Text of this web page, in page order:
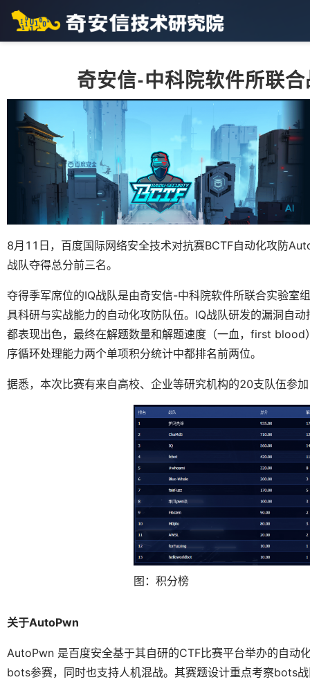
奇安信-中科院软件所联
8月11日，百度国际网络安全技术对抗赛BCTF自动化攻防
战队夺得总分前三名。
夺得季军席位的IQ战队是由奇安信-中科院软件所联合实验室
具科研与实战能力的自动化攻防队伍。IQ战队研发的漏洞自
都表现出色，最终在解题数量和解题速度（一血，first
序循环处理能力两个单项积分统计中都排名前两位。
据悉，本次比赛有来自高校、企业等研究机构的20支队伍参
图：积分榜
关于AutoPwn
AutoPwn 是百度安全基于其自研的CTF比赛平台举办的自动
bots参赛，同时也支持人机混战。其赛题设计重点考察bots